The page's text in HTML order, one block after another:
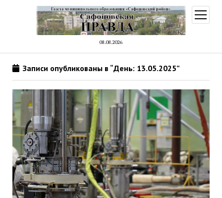
08.08.2026
меню
Записи опубликованы в “День: 13.05.2025”